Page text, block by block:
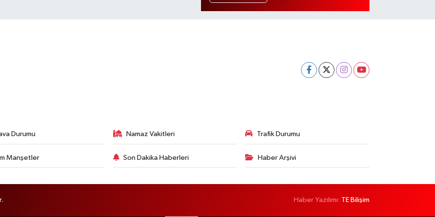
Durumu Namaz Vakitleri Trafik Durumu
Manşetler Son Dakika Haberleri Haber Arşivi
Haber Yazılımı: TE Bilişim